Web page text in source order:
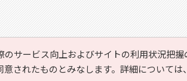
サービス向上およびサイトの利用状況把
されたものとみなします。詳細については、
Copyright © HYOJITO.Co.,Ltd. All Rights